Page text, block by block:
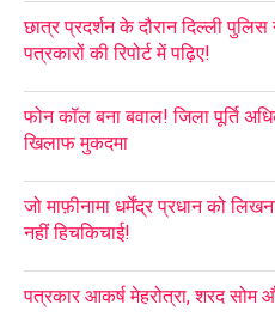
छात्र प्रदर्शन के दौरान दिल्ली
पत्रकारों की रिपोर्ट में पढ़िए!
फोन कॉल बना बवाल! जिला पूर्ति
खिलाफ मुकदमा
जो माफ़ीनामा धर्मेंद्र प्रधान को
नहीं हिचकिचाई!
पत्रकार आकर्ष मेहरोत्रा, शरद